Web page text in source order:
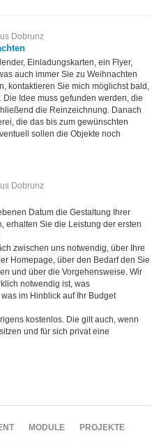
Dobrunz
Einladungskarten, ein Flyer,
auch immer Sie zu Weihnachten
kontaktieren Sie mich möglichst bald,
Die Idee muss gefunden werden, die
die Reinzeichnung. Danach
die das bis zum gewünschten
sollen die Objekte noch
Dobrunz
Datum die Gestaltung Ihrer
erhalten Sie die Leistung der ersten
zwischen uns notwendig, über Ihre
Homepage, über den Bedarf den Sie
und über die Vorgehensweise. Wir
notwendig ist, was
im Hinblick auf Ihr Budget
kostenlos. Die gilt auch, wenn
und für sich privat eine
MODULE PROJEKTE